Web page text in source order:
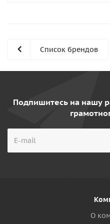
Список брендов
Подпишитесь на нашу
О